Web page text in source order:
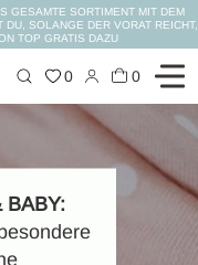
GESAMTE SORTIMENT MIT DEM
SOLANGE DER VORAT REICHT,
TOP GRATIS DAZU
0 0
BABY: